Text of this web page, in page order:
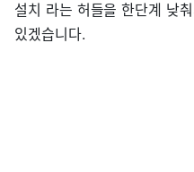
설치 라는 허들을 한단계 낮
있겠습니다.